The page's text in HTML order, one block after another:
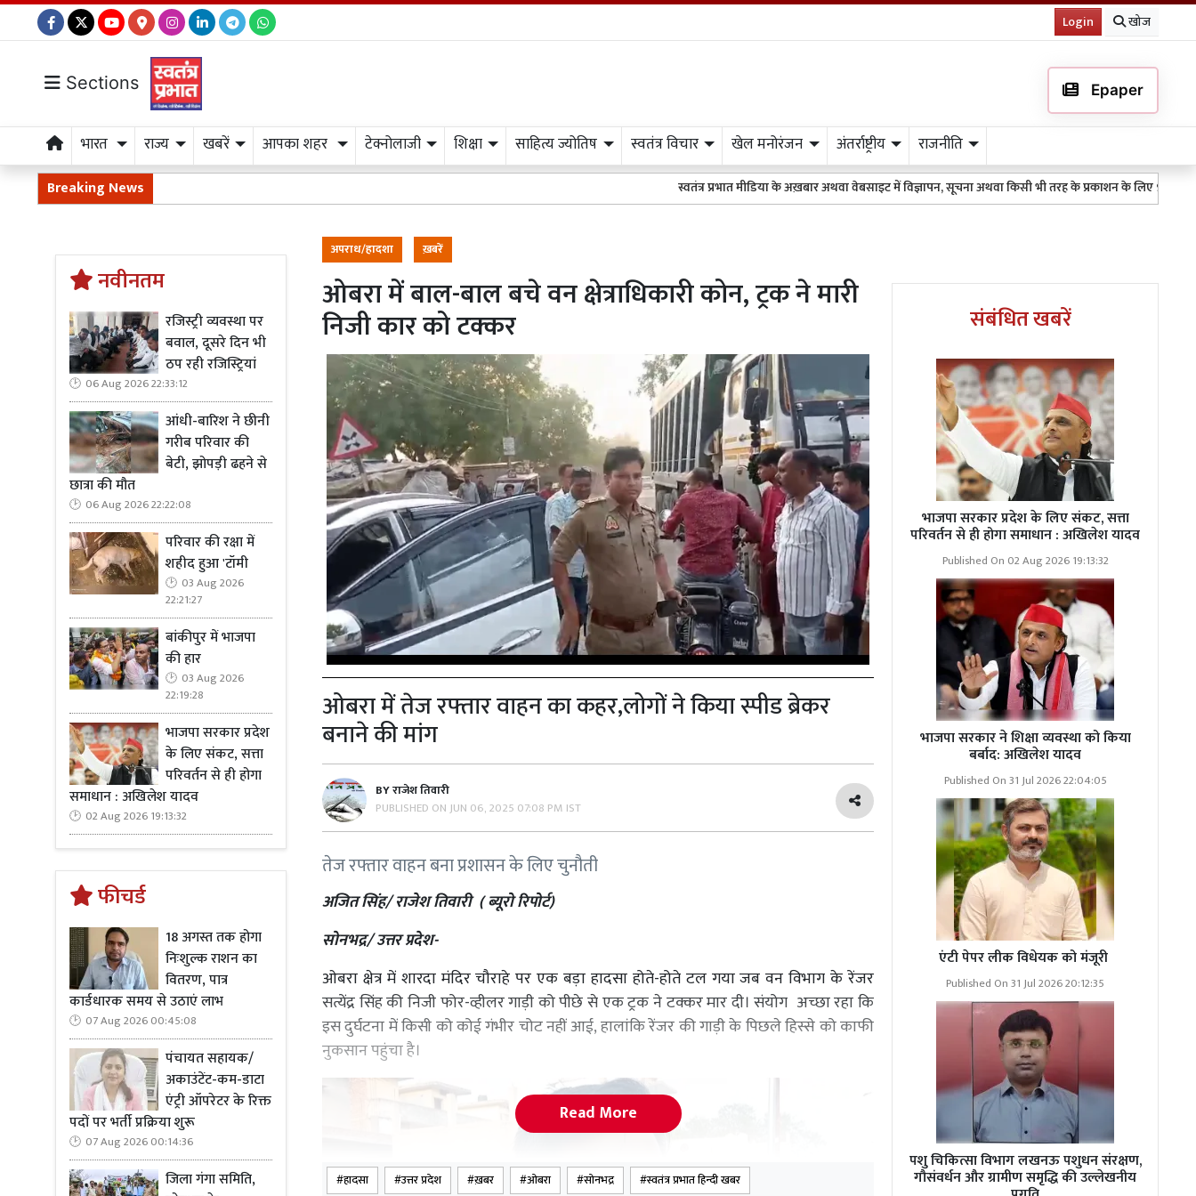
Login खोज
Sections Epaper
भारत राज्य खबरें आपका शहर टेक्नोलाजी शिक्षा साहित्य ज्योतिष स्वतंत्र विचार खेल मनोरंजन अंतर्राष्ट्रीय राजनीति
Breaking News स्वतंत्र प्रभात मीडिया के अख़बार अथवा वेबसाइट में विज्ञापन, सूचना अथवा किसी भी तरह के प्रकाशन के लिए 9511151254 पर
नवीनतम
रजिस्ट्री व्यवस्था पर
बवाल, दूसरे दिन भी
ठप रही रजिस्ट्रियां
06 Aug 2026 22:33:12
आंधी-बारिश ने छीनी
गरीब परिवार की
बेटी, झोपड़ी ढहने से
छात्रा की मौत
06 Aug 2026 22:22:08
परिवार की रक्षा में
शहीद हुआ 'टॉमी
03 Aug 2026
22:21:27
बांकीपुर में भाजपा
की हार
03 Aug 2026
22:19:28
भाजपा सरकार प्रदेश
के लिए संकट, सत्ता
परिवर्तन से ही होगा
समाधान : अखिलेश यादव
02 Aug 2026 19:13:32
फीचर्ड
18 अगस्त तक होगा
निःशुल्क राशन का
वितरण, पात्र
कार्डधारक समय से उठाएं लाभ
07 Aug 2026 00:45:08
पंचायत सहायक/
अकाउंटेंट-कम-डाटा
एंट्री ऑपरेटर के रिक्त
पदों पर भर्ती प्रक्रिया शुरू
07 Aug 2026 00:14:36
जिला गंगा समिति,
अपराध/हादशा ख़बरें
ओबरा में बाल-बाल बचे वन क्षेत्राधिकारी कोन, ट्रक ने मारी
निजी कार को टक्कर
ओबरा में तेज रफ्तार वाहन का कहर,लोगों ने किया स्पीड ब्रेकर
बनाने की मांग
BYराजेश तिवारी
PUBLISHED ONJUN 06, 2025 07:08 PM IST
तेज रफ्तार वाहन बना प्रशासन के लिए चुनौती
अजित सिंह/ राजेश तिवारी ( ब्यूरो रिपोर्ट)
सोनभद्र/ उत्तर प्रदेश-
ओबरा क्षेत्र में शारदा मंदिर चौराहे पर एक बड़ा हादसा होते-होते टल गया जब वन विभाग के रेंजर
सत्येंद्र सिंह की निजी फोर-व्हीलर गाड़ी को पीछे से एक ट्रक ने टक्कर मार दी। संयोग अच्छा रहा कि
इस दुर्घटना में किसी को कोई गंभीर चोट नहीं आई, हालांकि रेंजर की गाड़ी के पिछले हिस्से को काफी
नुकसान पहुंचा है।
Read More
हादसा उत्तर प्रदेश ख़बर ओबरा सोनभद्र स्वतंत्र प्रभात हिन्दी खबर
संबंधित खबरें
भाजपा सरकार प्रदेश के लिए संकट, सत्ता
परिवर्तन से ही होगा समाधान : अखिलेश यादव
Published On 02 Aug 2026 19:13:32
भाजपा सरकार ने शिक्षा व्यवस्था को किया
बर्बाद: अखिलेश यादव
Published On 31 Jul 2026 22:04:05
एंटी पेपर लीक विधेयक को मंजूरी
Published On 31 Jul 2026 20:12:35
पशु चिकित्सा विभाग लखनऊ पशुधन संरक्षण,
गौसंवर्धन और ग्रामीण समृद्धि की उल्लेखनीय